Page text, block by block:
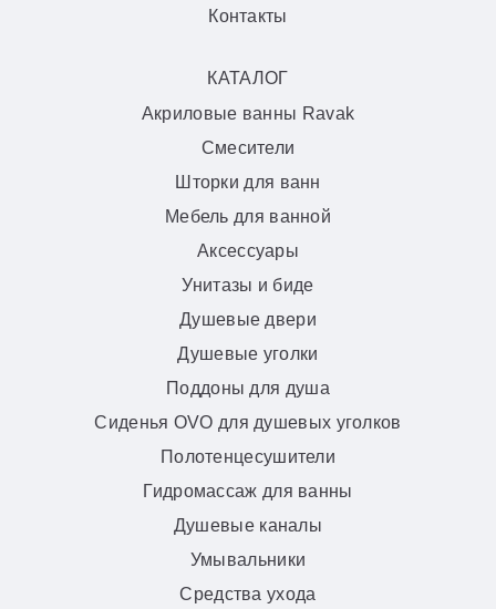
Контакты
КАТАЛОГ
Акриловые ванны Ravak
Смесители
Шторки для ванн
Мебель для ванной
Аксессуары
Унитазы и биде
Душевые двери
Душевые уголки
Поддоны для душа
Сиденья OVO для душевых уголков
Полотенцесушители
Гидромассаж для ванны
Душевые каналы
Умывальники
Средства ухода